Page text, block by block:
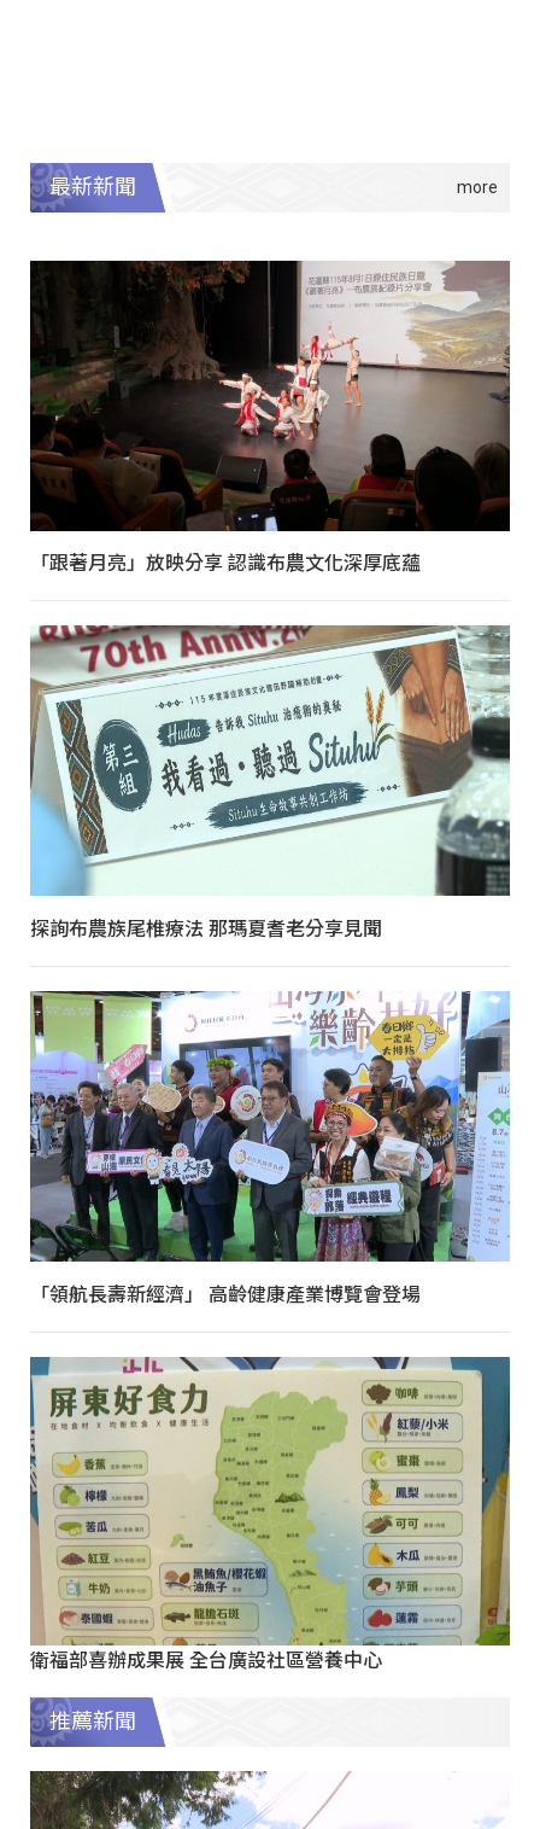
最新新聞
「跟著月亮」放映分享 認識布農文化深厚底蘊
探詢布農族尾椎療法 那瑪夏耆老分享見聞
「領航長壽新經濟」 高齡健康產業博覽會登場
衛福部喜辦成果展 全台廣設社區營養中心
推薦新聞